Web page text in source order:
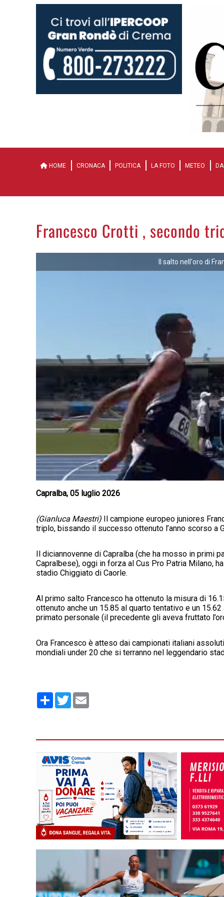
HOME CRONACA POLITICA LA FOTO METEO
Francesco Crotti , secondo
Il salto nell'oro di
Capralba, 05 luglio 2026
(Gianluca Maestri) Il campione europeo juniores
triplo, bissando il successo ottenuto l’anno scorso a
Il diciannovenne di Capralba (che ha mosso in primi
Capralbese), oggi in forza al Cus Pro Patria Milano,
stadio Chiggiato di Caorle.
Al primo salto Francesco ha ottenuto la misura di
ottenuto anche un 15.85 al quarto tentativo e un
primato personale (il precedente gli aveva fruttato
Ora Francesco è atteso dai campionati italiani
mondiali under 20 che si terranno nel leggendario
Condividi
Twitter